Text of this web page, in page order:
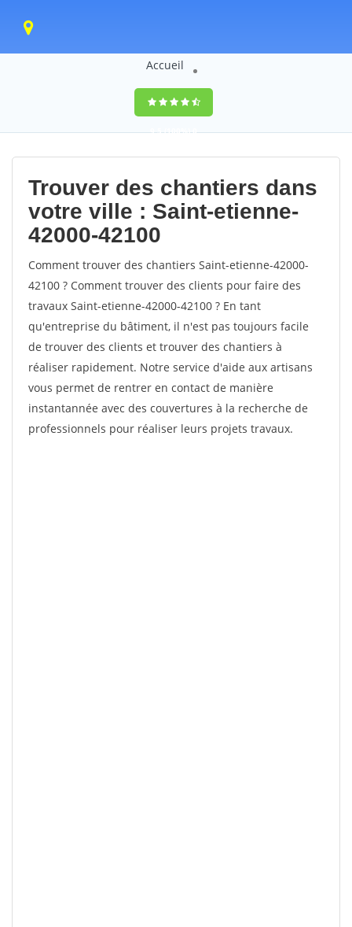
Accueil
9,5(100%)0
votes
Trouver des chantiers dans
votre ville : Saint-etienne-
42000-42100
Comment trouver des chantiers Saint-etienne-42000-
42100 ? Comment trouver des clients pour faire des
travaux Saint-etienne-42000-42100 ? En tant
qu'entreprise du bâtiment, il n'est pas toujours facile
de trouver des clients et trouver des chantiers à
réaliser rapidement. Notre service d'aide aux artisans
vous permet de rentrer en contact de manière
instantannée avec des couvertures à la recherche de
professionnels pour réaliser leurs projets travaux.